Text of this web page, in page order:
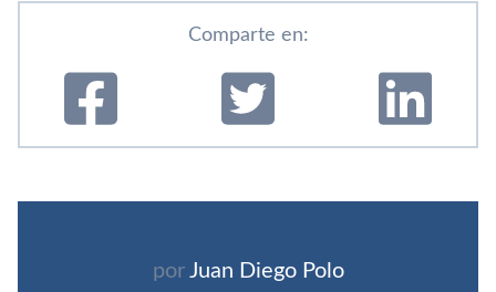
Comparte en:
por Juan Diego Polo